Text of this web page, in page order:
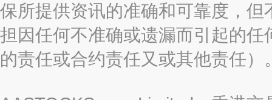
保所提供资讯的准确和可靠度，
担因任何不准确或遗漏而引起的
的责任或合约责任又或其他责任）